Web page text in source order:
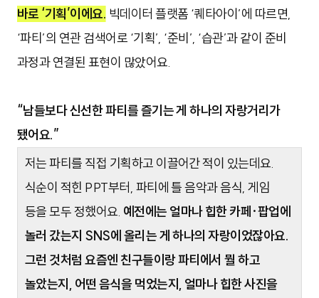
바로 ‘기획’이에요. 빅데이터 플랫폼 ‘퀘타아이’에 따르면,
‘파티’의 연관 검색어로 ‘기획’, ‘준비’, ‘습관’과 같이 준비
과정과 연결된 표현이 많았어요.
“남들보다 신선한 파티를 즐기는 게 하나의 자랑거리가
됐어요.”
저는 파티를 직접 기획하고 이끌어간 적이 있는데요.
식순이 적힌 PPT부터, 파티에 틀 음악과 음식, 게임
등을 모두 정했어요. 예전에는 얼마나 힙한 카페·팝업에
놀러 갔는지 SNS에 올리는 게 하나의 자랑이었잖아요.
그런 것처럼 요즘엔 친구들이랑 파티에서 뭘 하고
놀았는지, 어떤 음식을 먹었는지, 얼마나 힙한 사진을